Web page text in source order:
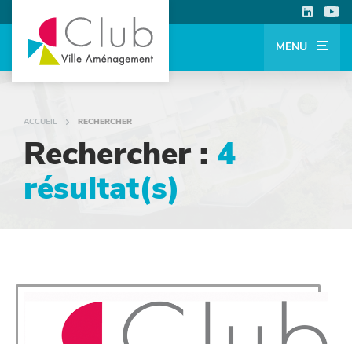
MENU
ACCUEIL RECHERCHER
Rechercher : 4
résultat(s)